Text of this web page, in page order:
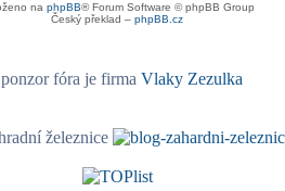
na phpBB® Forum Software © phpBB Group
Český překlad – phpBB.cz
fóra je firma Vlaky Zezulka
železnice